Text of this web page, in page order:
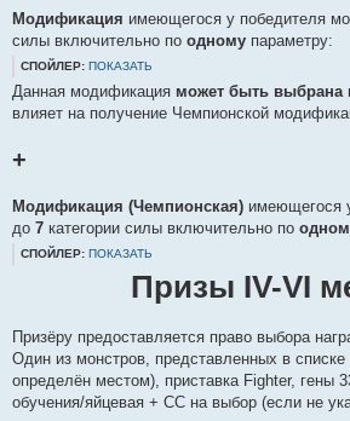
Модификация имеющегося у победителя
силы включительно по одному параметру:
СПОЙЛЕР: ПОКАЗАТЬ
Данная модификация может быть выбрана
влияет на получение Чемпионской
+
Модификация (Чемпионская) имеющегося
до 7 категории силы включительно по
СПОЙЛЕР: ПОКАЗАТЬ
Призы IV-VI
Призёру предоставляется право выбора
Один из монстров, представленных в
определён местом), приставка Fighter, гены
обучения/яйцевая + СС на выбор (если не